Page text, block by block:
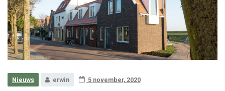
Nieuws erwin 5 november, 2020